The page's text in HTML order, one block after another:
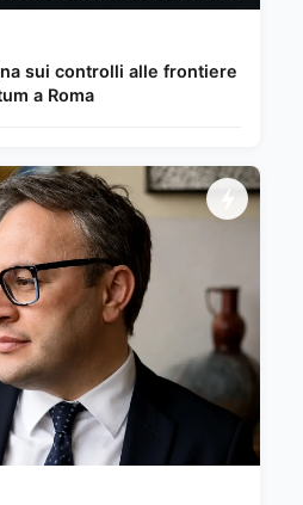
sui controlli alle frontiere
a Roma